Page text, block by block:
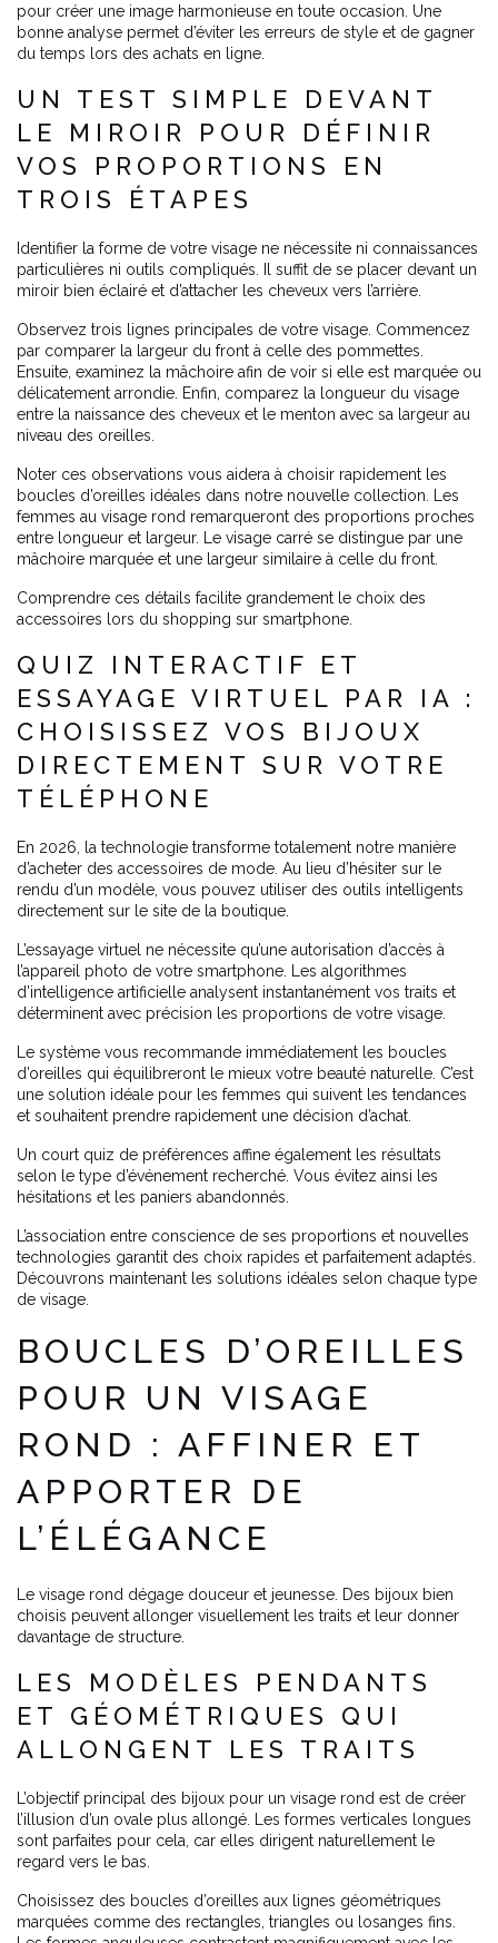
pour créer une image harmonieuse en toute occasion. Une
bonne analyse permet d’éviter les erreurs de style et de gagner
du temps lors des achats en ligne.
UN TEST SIMPLE DEVANT
LE MIROIR POUR DÉFINIR
VOS PROPORTIONS EN
TROIS ÉTAPES
Identifier la forme de votre visage ne nécessite ni connaissances
particulières ni outils compliqués. Il suffit de se placer devant un
miroir bien éclairé et d’attacher les cheveux vers l’arrière.
Observez trois lignes principales de votre visage. Commencez
par comparer la largeur du front à celle des pommettes.
Ensuite, examinez la mâchoire afin de voir si elle est marquée ou
délicatement arrondie. Enfin, comparez la longueur du visage
entre la naissance des cheveux et le menton avec sa largeur au
niveau des oreilles.
Noter ces observations vous aidera à choisir rapidement les
boucles d’oreilles idéales dans notre nouvelle collection. Les
femmes au visage rond remarqueront des proportions proches
entre longueur et largeur. Le visage carré se distingue par une
mâchoire marquée et une largeur similaire à celle du front.
Comprendre ces détails facilite grandement le choix des
accessoires lors du shopping sur smartphone.
QUIZ INTERACTIF ET
ESSAYAGE VIRTUEL PAR IA :
CHOISISSEZ VOS BIJOUX
DIRECTEMENT SUR VOTRE
TÉLÉPHONE
En 2026, la technologie transforme totalement notre manière
d’acheter des accessoires de mode. Au lieu d’hésiter sur le
rendu d’un modèle, vous pouvez utiliser des outils intelligents
directement sur le site de la boutique.
L’essayage virtuel ne nécessite qu’une autorisation d’accès à
l’appareil photo de votre smartphone. Les algorithmes
d’intelligence artificielle analysent instantanément vos traits et
déterminent avec précision les proportions de votre visage.
Le système vous recommande immédiatement les boucles
d’oreilles qui équilibreront le mieux votre beauté naturelle. C’est
une solution idéale pour les femmes qui suivent les tendances
et souhaitent prendre rapidement une décision d’achat.
Un court quiz de préférences affine également les résultats
selon le type d’événement recherché. Vous évitez ainsi les
hésitations et les paniers abandonnés.
L’association entre conscience de ses proportions et nouvelles
technologies garantit des choix rapides et parfaitement adaptés.
Découvrons maintenant les solutions idéales selon chaque type
de visage.
BOUCLES D’OREILLES
POUR UN VISAGE
ROND : AFFINER ET
APPORTER DE
L’ÉLÉGANCE
Le visage rond dégage douceur et jeunesse. Des bijoux bien
choisis peuvent allonger visuellement les traits et leur donner
davantage de structure.
LES MODÈLES PENDANTS
ET GÉOMÉTRIQUES QUI
ALLONGENT LES TRAITS
L’objectif principal des bijoux pour un visage rond est de créer
l’illusion d’un ovale plus allongé. Les formes verticales longues
sont parfaites pour cela, car elles dirigent naturellement le
regard vers le bas.
Choisissez des boucles d’oreilles aux lignes géométriques
marquées comme des rectangles, triangles ou losanges fins.